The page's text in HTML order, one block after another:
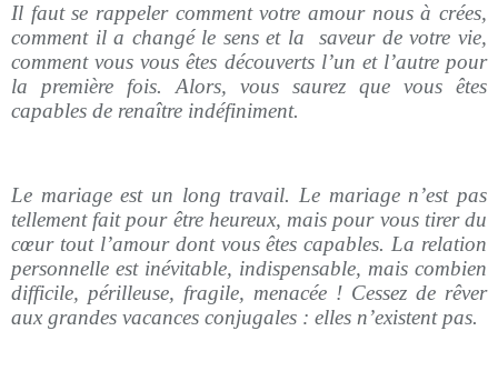
Il faut se rappeler comment votre amour nous à crées,
comment il a changé le sens et la
saveur de votre vie,
comment vous vous êtes découverts l’un et l’autre pour
la première fois. Alors, vous saurez que vous êtes
capables de renaître indéfiniment.
Le mariage est un long travail. Le mariage n’est pas
tellement fait pour être heureux, mais pour vous tirer du
cœur tout l’amour dont vous êtes capables. La relation
personnelle est inévitable, indispensable, mais combien
difficile, périlleuse, fragile, menacée ! Cessez de rêver
aux grandes vacances conjugales : elles n’existent pas.